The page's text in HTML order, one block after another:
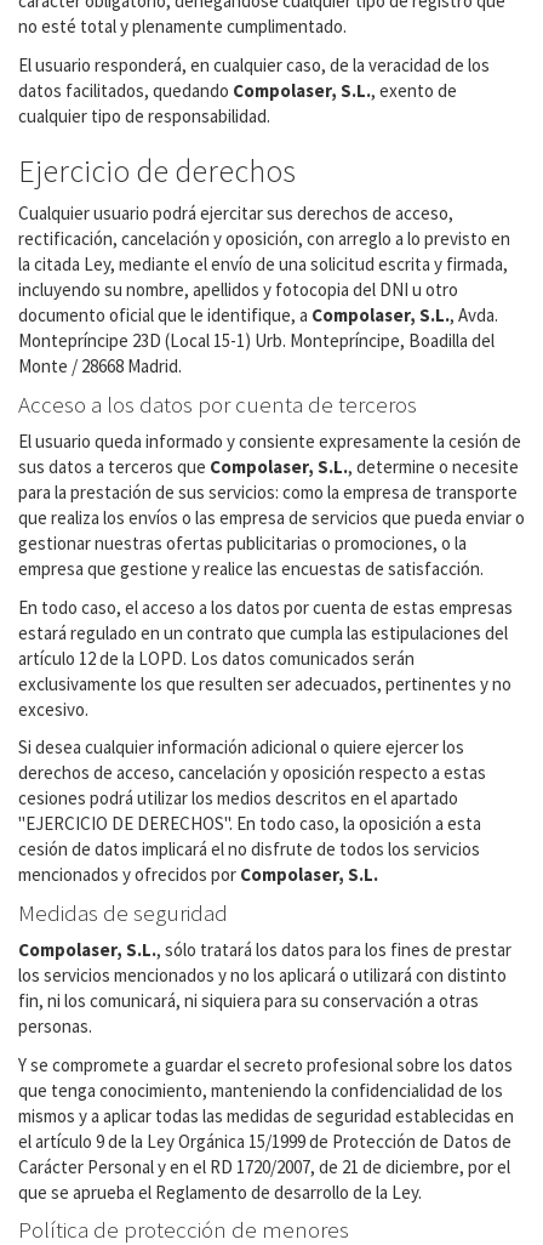
no esté total y plenamente cumplimentado.
El usuario responderá, en cualquier caso, de la veracidad de los
datos facilitados, quedando Compolaser, S.L., exento de
cualquier tipo de responsabilidad.
Ejercicio de derechos
Cualquier usuario podrá ejercitar sus derechos de acceso,
rectificación, cancelación y oposición, con arreglo a lo previsto en
la citada Ley, mediante el envío de una solicitud escrita y firmada,
incluyendo su nombre, apellidos y fotocopia del DNI u otro
documento oficial que le identifique, a Compolaser, S.L., Avda.
Montepríncipe 23D (Local 15-1) Urb. Montepríncipe, Boadilla del
Monte / 28668 Madrid.
Acceso a los datos por cuenta de terceros
El usuario queda informado y consiente expresamente la cesión de
sus datos a terceros que Compolaser, S.L., determine o necesite
para la prestación de sus servicios: como la empresa de transporte
que realiza los envíos o las empresa de servicios que pueda enviar o
gestionar nuestras ofertas publicitarias o promociones, o la
empresa que gestione y realice las encuestas de satisfacción.
En todo caso, el acceso a los datos por cuenta de estas empresas
estará regulado en un contrato que cumpla las estipulaciones del
artículo 12 de la LOPD. Los datos comunicados serán
exclusivamente los que resulten ser adecuados, pertinentes y no
excesivo.
Si desea cualquier información adicional o quiere ejercer los
derechos de acceso, cancelación y oposición respecto a estas
cesiones podrá utilizar los medios descritos en el apartado
"EJERCICIO DE DERECHOS". En todo caso, la oposición a esta
cesión de datos implicará el no disfrute de todos los servicios
mencionados y ofrecidos por Compolaser, S.L.
Medidas de seguridad
Compolaser, S.L., sólo tratará los datos para los fines de prestar
los servicios mencionados y no los aplicará o utilizará con distinto
fin, ni los comunicará, ni siquiera para su conservación a otras
personas.
Y se compromete a guardar el secreto profesional sobre los datos
que tenga conocimiento, manteniendo la confidencialidad de los
mismos y a aplicar todas las medidas de seguridad establecidas en
el artículo 9 de la Ley Orgánica 15/1999 de Protección de Datos de
Carácter Personal y en el RD 1720/2007, de 21 de diciembre, por el
que se aprueba el Reglamento de desarrollo de la Ley.
Política de protección de menores